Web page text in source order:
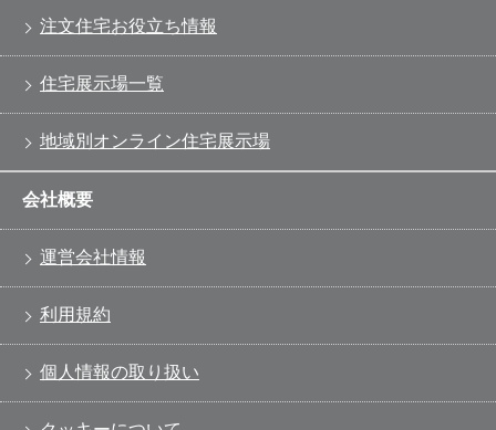
注文住宅お役立ち情報
住宅展示場一覧
地域別オンライン住宅展示場
会社概要
運営会社情報
利用規約
個人情報の取り扱い